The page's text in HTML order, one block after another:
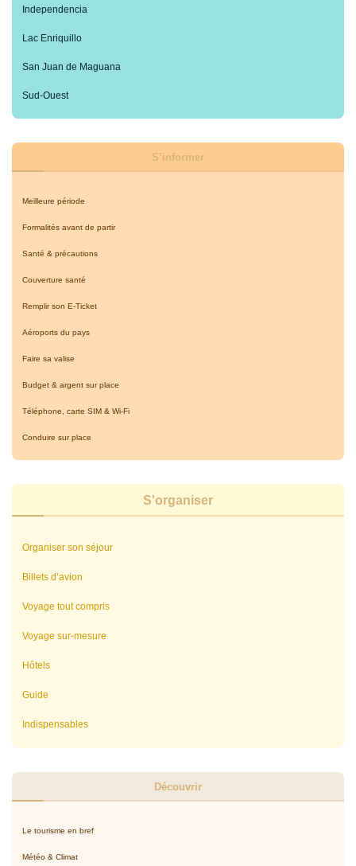
Independencia
Lac Enriquillo
San Juan de Maguana
Sud-Ouest
S’informer
Meilleure période
Formalités avant de partir
Santé & précautions
Couverture santé
Remplir son E-Ticket
Aéroports du pays
Faire sa valise
Budget & argent sur place
Téléphone, carte SIM & Wi-Fi
Conduire sur place
S'organiser
Organiser son séjour
Billets d’avion
Voyage tout compris
Voyage sur-mesure
Hôtels
Guide
Indispensables
Découvrir
Le tourisme en bref
Météo & Climat